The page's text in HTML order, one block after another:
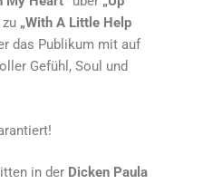
„With A Little Help
das Publikum mit auf
Gefühl, Soul und
in der Dicken Paula